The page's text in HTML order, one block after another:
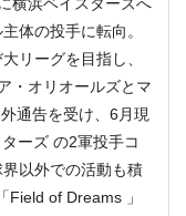
体の投手に転向。
リーグを目指し、
・オリオールズとマ
通告を受け、6月現
ーズ の2軍投手コ
以外での活動も積
of Dreams 」